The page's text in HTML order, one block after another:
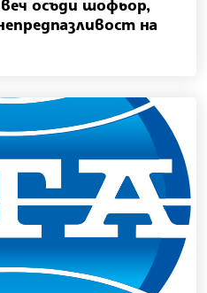
осъди шофьор,
на